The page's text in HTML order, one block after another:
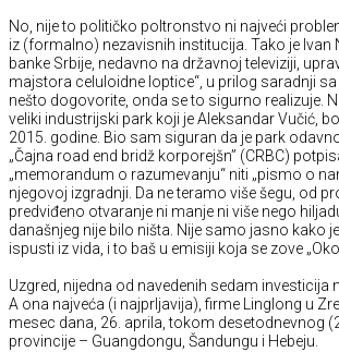
No, nije to političko poltronstvo ni najveći
iz (formalno) nezavisnih institucija. Tako je Ivan
banke Srbije, nedavno na državnoj televiziji,
majstora celuloidne loptice“, u prilog saradnji
nešto dogovorite, onda se to sigurno realizuje.
veliki industrijski park koji je Aleksandar Vučić,
2015. godine. Bio sam siguran da je park
„Čajna road end bridž korporejšn” (CRBC)
„memorandum o razumevanju“ niti „pismo o
njegovoj izgradnji. Da ne teramo više šegu, od
predviđeno otvaranje ni manje ni više nego
današnjeg nije bilo ništa. Nije samo jasno kako
ispusti iz vida, i to baš u emisiji koja se zove
Uzgred, nijedna od navedenih sedam
A ona najveća (i najprljavija), firme Linglong u
mesec dana, 26. aprila, tokom desetodnevnog
provincije – Guangdongu, Šandungu i Hebeju.